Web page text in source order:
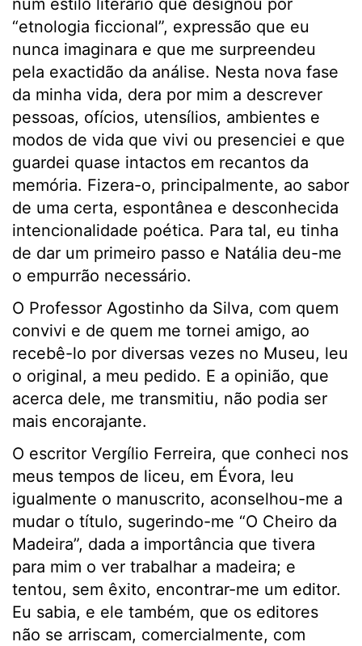
num estilo literário que designou por
“etnologia ficcional”, expressão que eu
nunca imaginara e que me surpreendeu
pela exactidão da análise. Nesta nova fase
da minha vida, dera por mim a descrever
pessoas, ofícios, utensílios, ambientes e
modos de vida que vivi ou presenciei e que
guardei quase intactos em recantos da
memória. Fizera-o, principalmente, ao sabor
de uma certa, espontânea e desconhecida
intencionalidade poética. Para tal, eu tinha
de dar um primeiro passo e Natália deu-me
o empurrão necessário.
O Professor Agostinho da Silva, com quem
convivi e de quem me tornei amigo, ao
recebê-lo por diversas vezes no Museu, leu
o original, a meu pedido. E a opinião, que
acerca dele, me transmitiu, não podia ser
mais encorajante.
O escritor Vergílio Ferreira, que conheci nos
meus tempos de liceu, em Évora, leu
igualmente o manuscrito, aconselhou-me a
mudar o título, sugerindo-me “O Cheiro da
Madeira”, dada a importância que tivera
para mim o ver trabalhar a madeira; e
tentou, sem êxito, encontrar-me um editor.
Eu sabia, e ele também, que os editores
não se arriscam, comercialmente, com